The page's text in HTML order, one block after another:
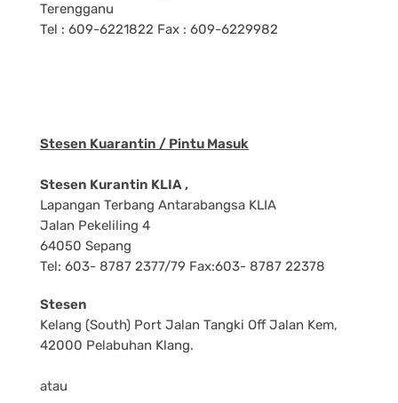
Terengganu
Tel : 609-6221822 Fax : 609-6229982
Stesen Kuarantin / Pintu Masuk
Stesen Kurantin KLIA ,
Lapangan Terbang Antarabangsa KLIA
Jalan Pekeliling 4
64050 Sepang
Tel: 603- 8787 2377/79 Fax:603- 8787 22378
Stesen
Kelang (South) Port Jalan Tangki Off Jalan Kem,
42000 Pelabuhan Klang.
atau